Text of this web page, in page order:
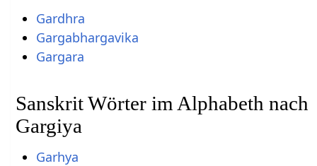
Gardhra
Gargabhargavika
Gargara
Sanskrit Wörter im Alphabeth nach
Gargiya
Garhya